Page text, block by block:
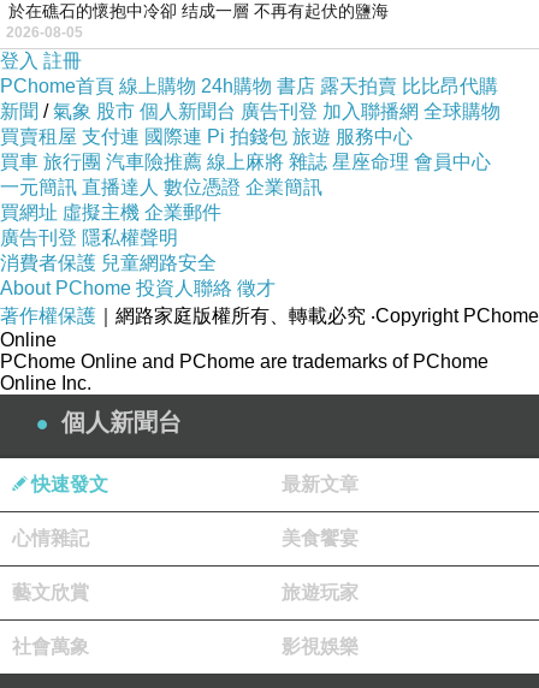
於在礁石的懷抱中冷卻 结成一層 不再有起伏的鹽海
2026-08-05
登入 註冊
PChome首頁 線上購物 24h購物 書店 露天拍賣 比比昂代購
新聞 /氣象 股市 個人新聞台 廣告刊登 加入聯播網 全球購物
買賣租屋 支付連 國際連 Pi 拍錢包 旅遊 服務中心
買車 旅行團 汽車險推薦 線上麻將 雜誌 星座命理 會員中心
一元簡訊 直播達人 數位憑證 企業簡訊
買網址 虛擬主機 企業郵件
廣告刊登 隱私權聲明
消費者保護 兒童網路安全
About PChome 投資人聯絡 徵才
著作權保護 ｜網路家庭版權所有、轉載必究 ‧Copyright PChome
Online
PChome Online and PChome are trademarks of PChome
Online Inc.
個人新聞台
快速發文 最新文章
心情雜記 美食饗宴
藝文欣賞 旅遊玩家
社會萬象 影視娛樂